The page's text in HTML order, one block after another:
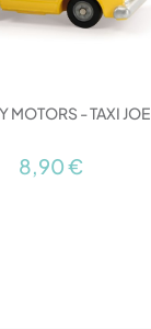
MOTORS - TAXI JOE
8,90 €